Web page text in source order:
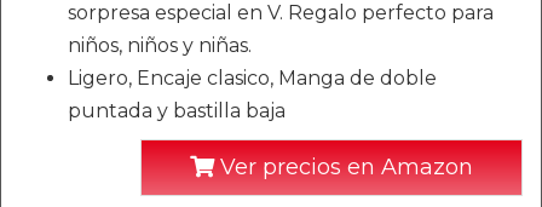
sorpresa especial en V. Regalo perfecto para
niños, niños y niñas.
Ligero, Encaje clasico, Manga de doble
puntada y bastilla baja
Ver precios en Amazon